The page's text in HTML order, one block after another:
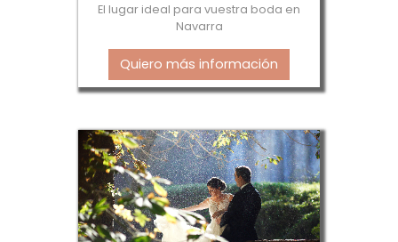
El lugar ideal para vuestra boda en
Navarra
Quiero más información